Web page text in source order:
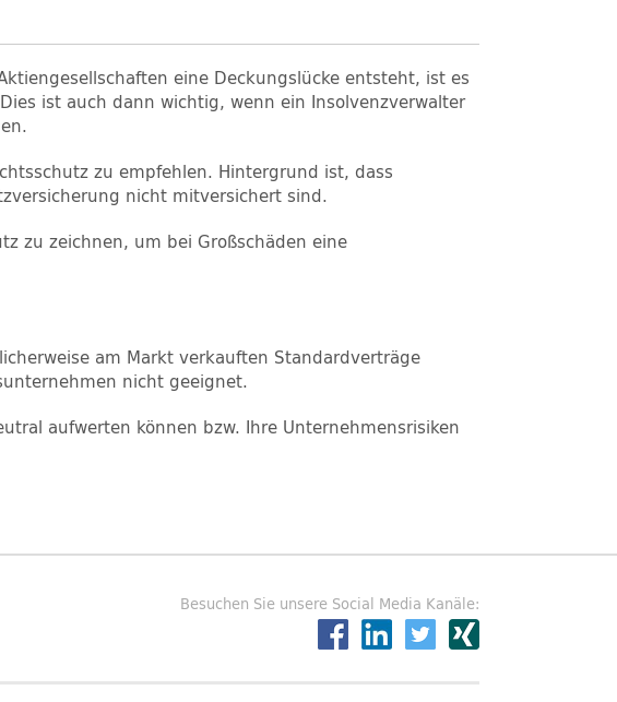
eine Deckungslücke entsteht, ist es
ist auch dann wichtig, wenn ein Insolvenzverwalter
zu empfehlen. Hintergrund ist, dass
nicht mitversichert sind.
zu zeichnen, um bei Großschäden eine
am Markt verkauften Standardverträge
nicht geeignet.
aufwerten können bzw. Ihre Unternehmensrisiken
Besuchen Sie unsere Social Media Kanäle: